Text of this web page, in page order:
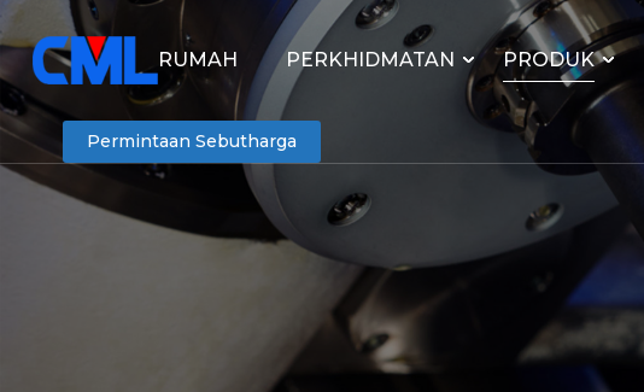
RUMAH PERKHIDMATAN PRODUK
Permintaan Sebutharga